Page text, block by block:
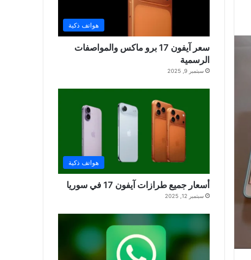
هواتف ذكية
سعر آيفون 17 برو ماكس والمواصفات
الرسمية
سبتمبر 9, 2025
هواتف ذكية
أسعار جميع طرازات آيفون 17 في سوريا
سبتمبر 12, 2025